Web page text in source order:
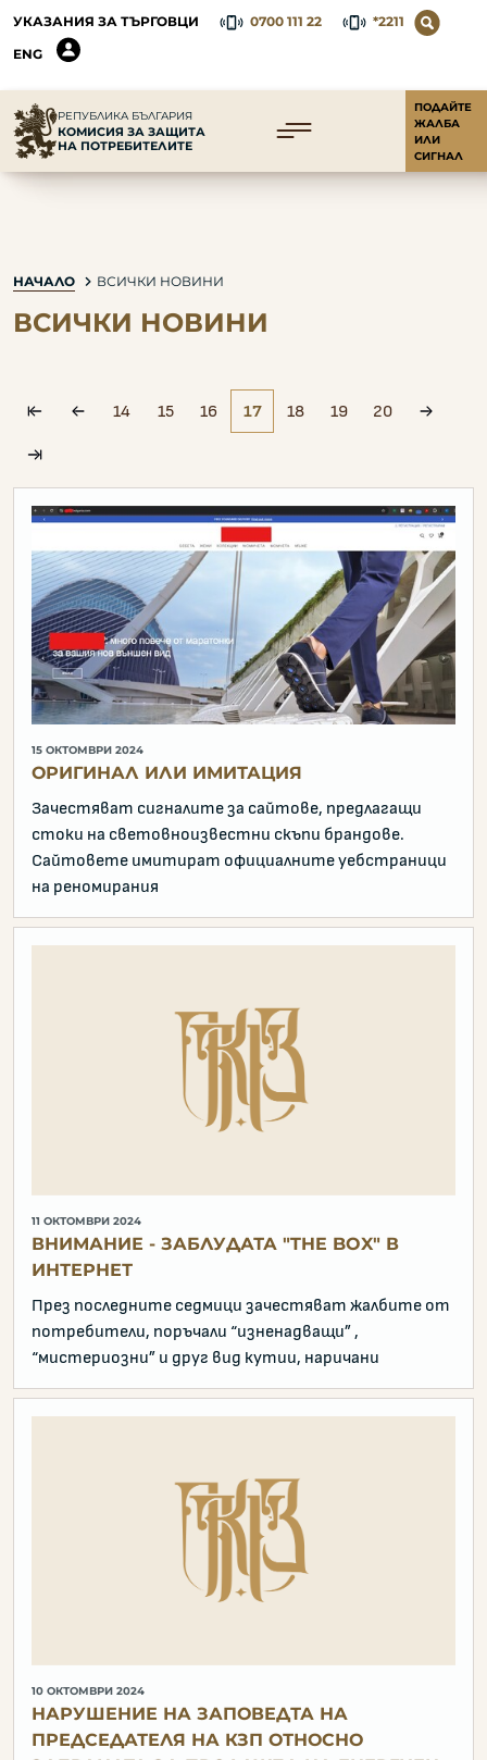
УКАЗАНИЯ ЗА ТЪРГОВЦИ 0700 111 22
*2211
ENG
РЕПУБЛИКА БЪЛГАРИЯ
КОМИСИЯ ЗА ЗАЩИТА
НА ПОТРЕБИТЕЛИТЕ
ПОДАЙТЕ
ЖАЛБА
ИЛИ
СИГНАЛ
НАЧАЛО ВСИЧКИ НОВИНИ
ВСИЧКИ НОВИНИ
pagination.first
pagination.prev
14 15 16 17 18 19 20
pagination.laxt
15 ОКТОМВРИ 2024
ОРИГИНАЛ ИЛИ ИМИТАЦИЯ
Зачестяват сигналите за сайтове, предлагащи
стоки на световноизвестни скъпи брандове.
Сайтовете имитират официалните уебстраници
на реномирания
11 ОКТОМВРИ 2024
ВНИМАНИЕ - ЗАБЛУДАТА "THE BOX" В
ИНТЕРНЕТ
През последните седмици зачестяват жалбите от
потребители, поръчали “изненадващи” ,
“мистериозни” и друг вид кутии, наричани
10 ОКТОМВРИ 2024
НАРУШЕНИЕ НА ЗАПОВЕДТА НА
ПРЕДСЕДАТЕЛЯ НА КЗП ОТНОСНО